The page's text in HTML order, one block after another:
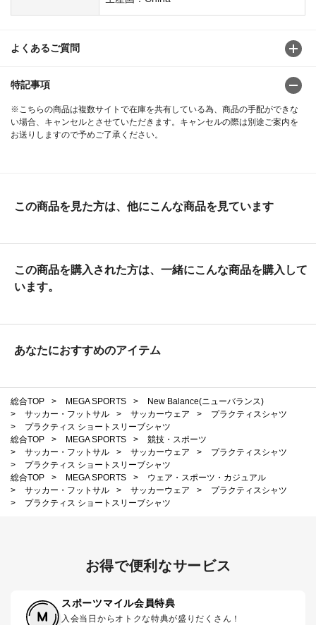
よくあるご質問
特記事項
※こちらの商品は複数サイトで在庫を共有している為、商品の手配ができな
い場合、キャンセルとさせていただきます。キャンセルの際は別途ご案内を
お送りしますので予めご了承ください。
この商品を見た方は、他にこんな商品を見ています
この商品を購入された方は、一緒にこんな商品を購入して
います。
あなたにおすすめのアイテム
総合TOP > MEGA SPORTS >
New Balance(ニューバランス)
>
サッカー・フットサル > サッカーウェア >
プラクティスシャツ
>
プラクティス ショートスリーブシャツ
総合TOP
> MEGA SPORTS >
競技・スポーツ
>
サッカー・フットサル > サッカーウェア >
プラクティスシャツ
>
プラクティス ショートスリーブシャツ
総合TOP
> MEGA SPORTS >
ウェア・スポーツ・カジュアル
>
サッカー・フットサル > サッカーウェア >
プラクティスシャツ
>
プラクティス ショートスリーブシャツ
お得で便利なサービス
スポーツマイル会員特典
入会当日からオトクな特典が盛りだくさん！